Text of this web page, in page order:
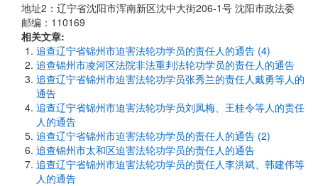
地址2：辽宁省沈阳市浑南新区沈中大街206-1号 沈阳市政法委
邮编：110169
相关文章:
追查辽宁省锦州市迫害法轮功学员的责任人的通告 (4)
追查锦州市凌河区法院非法重判法轮功学员的责任人的通告
追查辽宁省锦州市迫害法轮功学员张秀兰的责任人戴勇等人的
通告
追查辽宁省锦州市迫害法轮功学员刘凤梅、王桂令等人的责任
人的通告
追查辽宁省锦州市迫害法轮功学员的责任人的通告 (2)
追查锦州市太和区迫害法轮功学员的责任人的通告
追查辽宁省锦州市迫害法轮功学员的责任人李洪斌、韩建伟等
人的通告